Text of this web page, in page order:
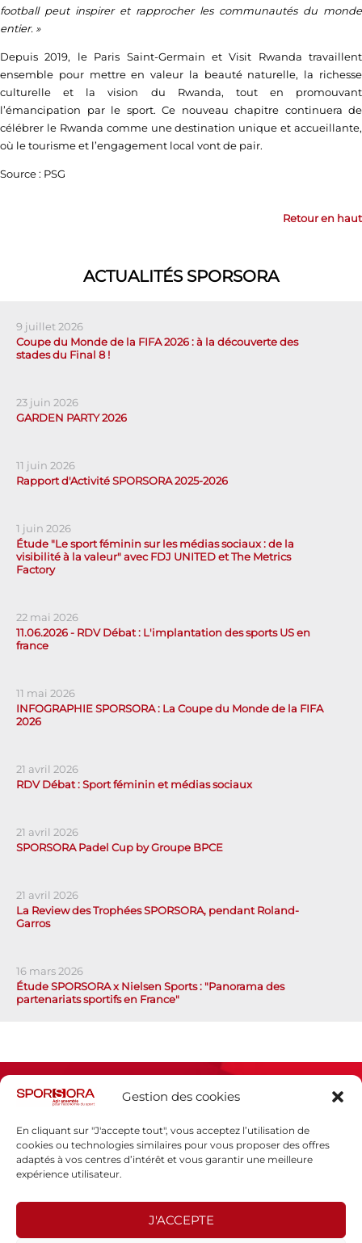
Gestion des cookies
En cliquant sur "J'accepte tout", vous acceptez l’utilisation de
cookies ou technologies similaires pour vous proposer des offres
adaptés à vos centres d’intérêt et vous garantir une meilleure
expérience utilisateur.
J'ACCEPTE
football peut inspirer et rapprocher les communautés du monde
entier. »
Depuis 2019, le Paris Saint-Germain et Visit Rwanda travaillent
ensemble pour mettre en valeur la beauté naturelle, la richesse
culturelle et la vision du Rwanda, tout en promouvant
l’émancipation par le sport. Ce nouveau chapitre continuera de
célébrer le Rwanda comme une destination unique et accueillante,
où le tourisme et l’engagement local vont de pair.
Source : PSG
Retour en haut
ACTUALITÉS SPORSORA
9 juillet 2026
Coupe du Monde de la FIFA 2026 : à la découverte des
stades du Final 8 !
23 juin 2026
GARDEN PARTY 2026
11 juin 2026
Rapport d'Activité SPORSORA 2025-2026
1 juin 2026
Étude "Le sport féminin sur les médias sociaux : de la
visibilité à la valeur" avec FDJ UNITED et The Metrics
Factory
22 mai 2026
11.06.2026 - RDV Débat : L'implantation des sports US en
france
11 mai 2026
INFOGRAPHIE SPORSORA : La Coupe du Monde de la FIFA
2026
21 avril 2026
RDV Débat : Sport féminin et médias sociaux
21 avril 2026
SPORSORA Padel Cup by Groupe BPCE
21 avril 2026
La Review des Trophées SPORSORA, pendant Roland-
Garros
16 mars 2026
Étude SPORSORA x Nielsen Sports : "Panorama des
partenariats sportifs en France"
Espace presse
Politique de confidentialité